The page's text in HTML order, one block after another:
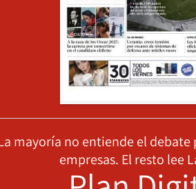
mayoría no entiende el debate
empresas. El resto lee